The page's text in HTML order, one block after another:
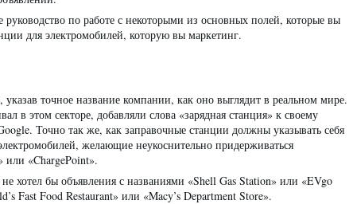
по работе с некоторыми из основных полей, которые вы
для электромобилей, которую вы маркетинг.
точное название компании, как оно выглядит в реальном мире.
в этом секторе, добавляли слова «зарядная станция» к своему
Точно так же, как заправочные станции должны указывать себя
желающие неукоснительно придерживаться
или «ChargePoint».
хотел бы объявления с названиями «Shell Gas Station» или «EVgo
Fast Food Restaurant» или «Macy’s Department Store».